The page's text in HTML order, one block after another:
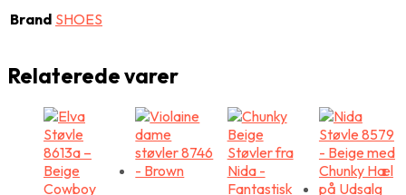
Brand SHOES
Relaterede varer